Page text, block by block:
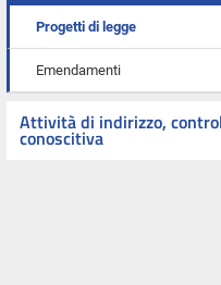
Progetti di legge
Emendamenti
Attività di indirizzo,
conoscitiva